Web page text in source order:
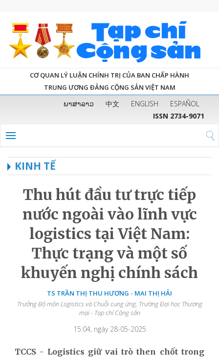
CƠ QUAN LÝ LUẬN CHÍNH TRỊ CỦA BAN CHẤP HÀNH
TRUNG ƯƠNG ĐẢNG CỘNG SẢN VIỆT NAM
ພາສາລາວ 中文 ENGLISH
ESPAÑOL
ISSN 2734-9071
KINH TẾ
Thu hút đầu tư trực tiếp
nước ngoài vào lĩnh vực
logistics tại Việt Nam:
Thực trạng và một số
khuyến nghị chính sách
TS TRẦN THỊ THU HƯƠNG - MAI THỊ HẢI
Trưởng Bộ môn Logistics và Chuỗi cung ứng, Trường Đại học Thương
mại - Tạp chí Cộng sản
15:04, ngày 28-05-2025
TCCS - Logistics giữ vai trò then chốt trong